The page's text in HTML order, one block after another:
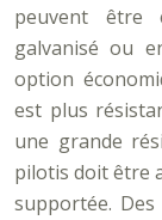
peuvent être
galvanisé ou
option
est plus
une grande
pilotis doit être
supportée.